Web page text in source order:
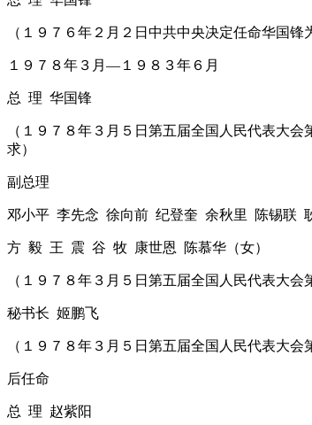
（１９７６年２月２日中共中央决定任命华国
１９７８年３月―１９８３年６月
总 理 华国锋
（１９７８年３月５日第五届全国人民代表大
求）
副总理
邓小平 李先念 徐向前 纪登奎 余秋里 陈锡联
方 毅 王 震 谷 牧 康世恩 陈慕华（女）
（１９７８年３月５日第五届全国人民代表大会
秘书长 姬鹏飞
（１９７８年３月５日第五届全国人民代表大
后任命
总 理 赵紫阳